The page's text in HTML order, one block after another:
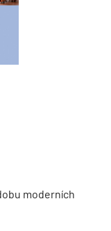
moderních